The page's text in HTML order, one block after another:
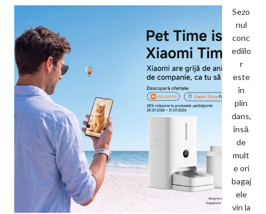
Sezo
nul
conc
ediilo
r
este
în
plin
dans,
însă
de
mult
e ori
bagaj
ele
vin la